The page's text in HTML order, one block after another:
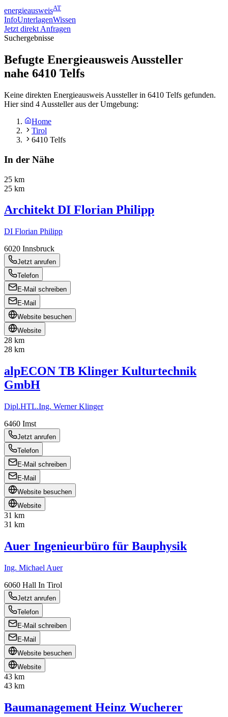
energieausweisAT
InfoUnterlagenWissen
Jetzt direkt Anfragen
Suchergebnisse
Befugte Energieausweis Aussteller
nahe 6410 Telfs
Keine direkten Energieausweis Aussteller in 6410 Telfs gefunden.
Hier sind 4 Aussteller aus der Umgebung:
Home
Tirol
6410 Telfs
In der Nähe
25 km
25 km
Architekt DI Florian Philipp
DI Florian Philipp
6020 Innsbruck
Jetzt anrufen
Telefon
E-Mail schreiben
E-Mail
Website besuchen
Website
28 km
28 km
alpECON TB Klinger Kulturtechnik
GmbH
Dipl.HTL.Ing. Werner Klinger
6460 Imst
Jetzt anrufen
Telefon
E-Mail schreiben
E-Mail
Website besuchen
Website
31 km
31 km
Auer Ingenieurbüro für Bauphysik
Ing. Michael Auer
6060 Hall In Tirol
Jetzt anrufen
Telefon
E-Mail schreiben
E-Mail
Website besuchen
Website
43 km
43 km
Baumanagement Heinz Wucherer